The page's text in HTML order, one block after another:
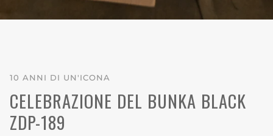
10 ANNI DI UN'ICONA
CELEBRAZIONE DEL BUNKA BLACK
ZDP-189